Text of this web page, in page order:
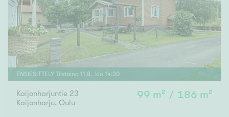
Hinta
000 000 €
Pinta-ala
Asuinpinta-ala Kokonaispinta-ala
ENSIESITTELY Tiistaina 11 .8. klo 14:30
Kaijonharjuntie 23
Kaijonharju, Oulu
99 m² / 186 m²